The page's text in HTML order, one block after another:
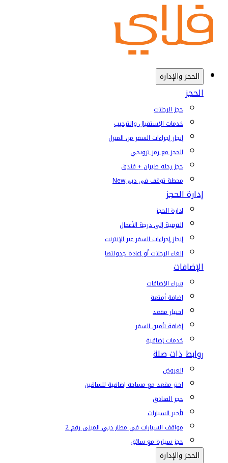
الحجز والإدارة
الحجز
حجز الرحلات
خدمات الإستقبال والترحيب
إنجاز إجراءات السفر من المنزل
الحجز مع رمز ترويجي
حجز رحلة طيران + فندق
محطة توقف في دبيNew
إدارة الحجز
إدارة الحجز
الترقية إلى درجة الأعمال
إنجاز إجراءات السفر عبر الإنترنت
إلغاء الرحلات أو إعادة جدولتها
الإضافات
شراء الإضافات
إضافة أمتعة
اختيار مقعد
إضافة تأمين السفر
خدمات إضافية
روابط ذات صلة
العروض
اختر مقعد مع مساحة إضافية للساقين
حجز الفنادق
تأجير السيارات
مواقف السيارات في مطار دبي المبنى رقم 2
حجز سيارة مع سائق
الحجز والإدارة